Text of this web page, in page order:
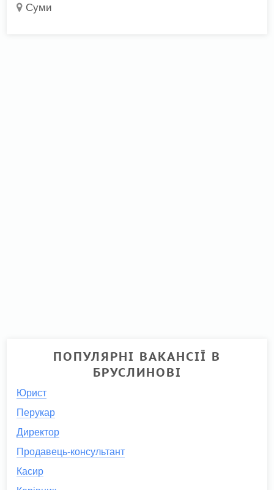
Суми
ПОПУЛЯРНІ ВАКАНСІЇ В
БРУСЛИНОВІ
Юрист
Перукар
Директор
Продавець-консультант
Касир